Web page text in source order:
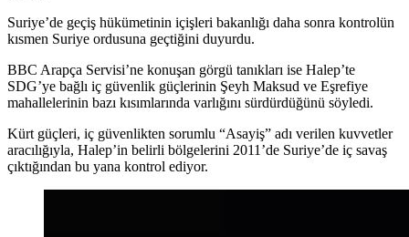
Suriye’de geçiş hükümetinin içişleri bakanlığı daha sonra kontrolün
kısmen Suriye ordusuna geçtiğini duyurdu.
BBC Arapça Servisi’ne konuşan görgü tanıkları ise Halep’te
SDG’ye bağlı iç güvenlik güçlerinin Şeyh Maksud ve Eşrefiye
mahallelerinin bazı kısımlarında varlığını sürdürdüğünü söyledi.
Kürt güçleri, iç güvenlikten sorumlu “Asayiş” adı verilen kuvvetler
aracılığıyla, Halep’in belirli bölgelerini 2011’de Suriye’de iç savaş
çıktığından bu yana kontrol ediyor.